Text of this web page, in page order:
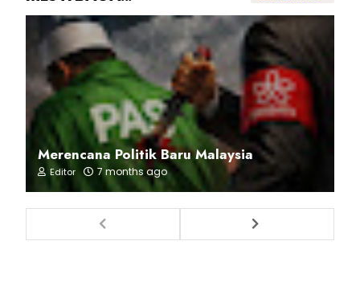
Merencana Politik Baru Malaysia
Editor 7 months ago